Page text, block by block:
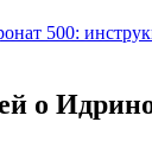
500:
о